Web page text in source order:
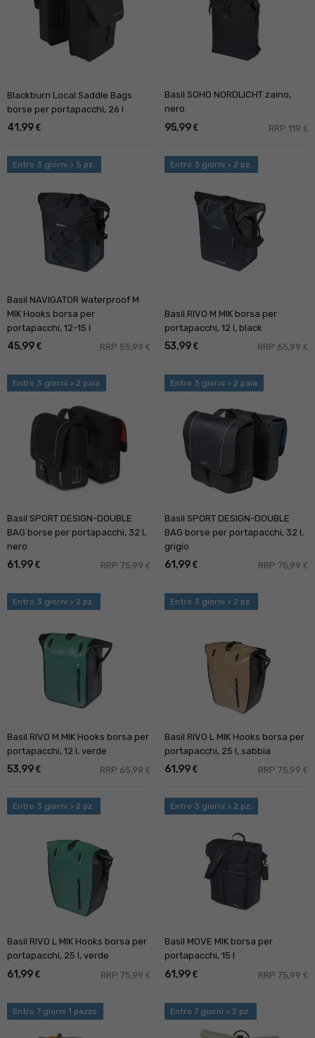
Blackburn Local Saddle Bags
borse per portapacchi, 26 l
41,99 €
Basil SOHO NORDLICHT zaino,
nero
95,99 € RRP 119 €
Entro 3 giorni > 5 pz.
Basil NAVIGATOR Waterproof M
MIK Hooks borsa per
portapacchi, 12-15 l
45,99 € RRP 55,99 €
Entro 3 giorni > 2 pz.
Basil RIVO M MIK borsa per
portapacchi, 12 l, black
53,99 € RRP 65,99 €
Entro 3 giorni > 2 paia
Basil SPORT DESIGN-DOUBLE
BAG borse per portapacchi, 32 l,
nero
61,99 € RRP 75,99 €
Entro 3 giorni > 2 paia
Basil SPORT DESIGN-DOUBLE
BAG borse per portapacchi, 32 l,
grigio
61,99 € RRP 75,99 €
Entro 3 giorni > 2 pz.
Basil RIVO M MIK Hooks borsa per
portapacchi, 12 l, verde
53,99 € RRP 65,99 €
Entro 3 giorni > 2 pz.
Basil RIVO L MIK Hooks borsa per
portapacchi, 25 l, sabbia
61,99 € RRP 75,99 €
Entro 3 giorni > 2 pz.
Basil RIVO L MIK Hooks borsa per
portapacchi, 25 l, verde
61,99 € RRP 75,99 €
Entro 3 giorni > 2 pz.
Basil MOVE MIK borsa per
portapacchi, 15 l
61,99 € RRP 75,99 €
Entro 7 giorni 1 pezzo Entro 7 giorni > 2 pz.